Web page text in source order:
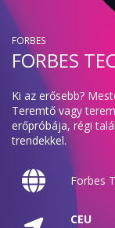
FORBES
FORBES
Ki az erősebb?
Teremtő vagy
erőpróbája, régi
trendekkel.
Forbes
CEU